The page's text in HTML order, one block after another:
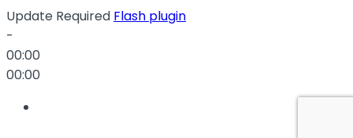
Update Required Flash plugin
-
00:00
00:00